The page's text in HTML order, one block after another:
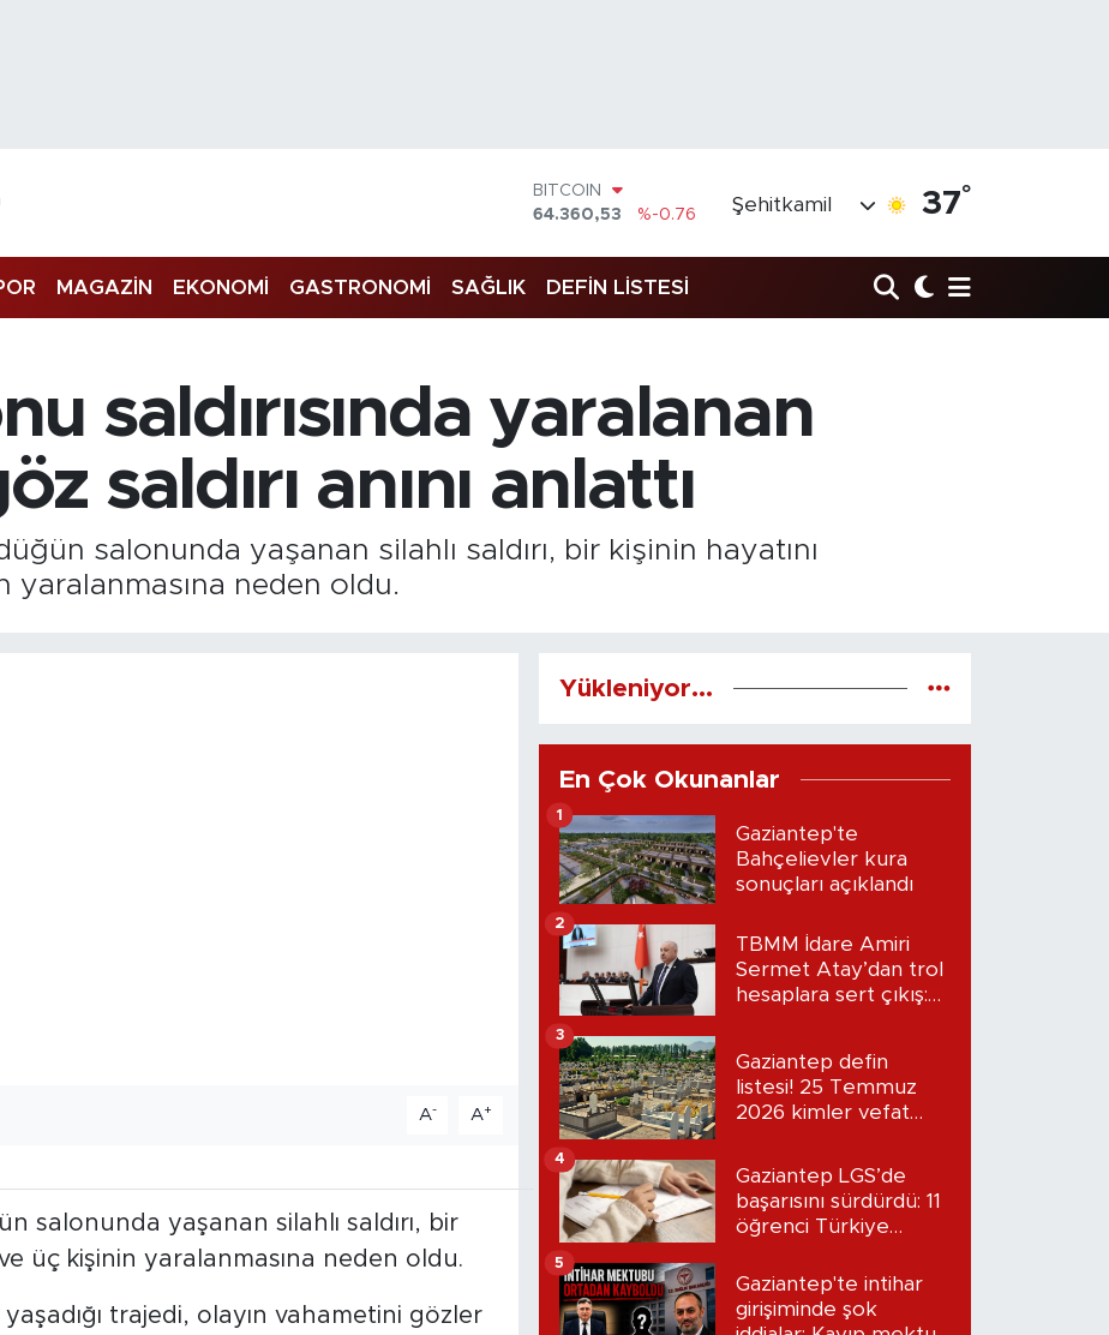
47,7069
55,0265
%0.01
STERLİN
64,1897
%0.02
BİST100
13.887
%64
Şehitkamil 37°
MAGAZİN EKONOMİ GASTRONOMİ SAĞLIK DEFİN LİSTESİ
saldırısında yaralanan
saldırı anını anlattı
salonunda yaşanan silahlı saldırı, bir kişinin hayatını
yaralanmasına neden oldu.
A- A+
salonunda yaşanan silahlı saldırı, bir
üç kişinin yaralanmasına neden oldu.
trajedi, olayın vahametini gözler
Yükleniyor...
En Çok Okunanlar
Gaziantep'te
Bahçelievler kura
sonuçları açıklandı
1
TBMM İdare Amiri
Sermet Atay’dan trol
hesaplara sert çıkış:
2
Gaziantep defin
listesi! 25 Temmuz
2026 kimler vefat
3
Gaziantep LGS’de
başarısını sürdürdü: 11
öğrenci Türkiye
4
Gaziantep'te intihar
girişiminde şok
5